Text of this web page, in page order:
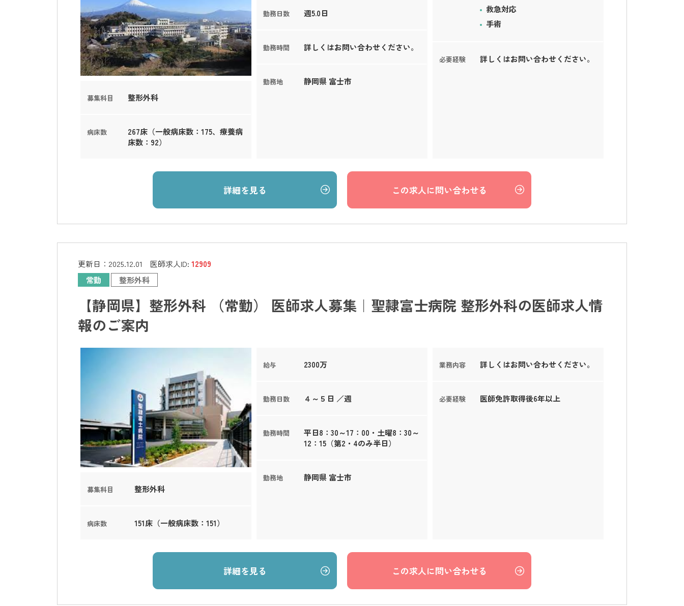
募集科目 整形外科
病床数
267床（一般病床数：175、療養病
床数：92）
勤務日数 週5.0日
勤務時間 詳しくはお問い合わせください。
勤務地 静岡県 富士市
救急対応
手術
必要経験 詳しくはお問い合わせください。
詳細を見る この求人に問い合わせる
更新日： 2025.12.01 医師求人ID: 12909
常勤
整形外科
【静岡県】整形外科 （常勤） 医師求人募集｜聖隷富士病院 整形外科の医師求人情
報のご案内
募集科目 整形外科
病床数 151床（一般病床数：151）
給与 2300万
勤務日数 ４～５日 ／週
勤務時間
平日8：30～17：00・土曜8：30～
12：15（第2・4のみ半日）
勤務地 静岡県 富士市
業務内容 詳しくはお問い合わせください。
必要経験 医師免許取得後6年以上
詳細を見る この求人に問い合わせる